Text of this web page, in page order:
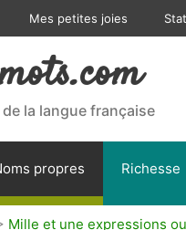
Mes petites joies
la langue française
propres Richesse
Mille et une expressions